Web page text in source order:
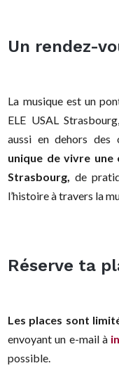
Un rendez-
La musique est un
ELE USAL
aussi en dehors des
unique de vivre une
Strasbourg, de
l’histoire à travers la
Réserve ta
Les places sont
envoyant un e-mail à
possible.